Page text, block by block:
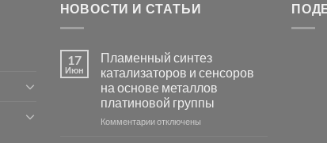
НОВОСТИ И СТАТЬИ
17
Июн
Пламенный синтез
катализаторов и сенсоров
на основе металлов
платиновой группы
Комментариикотключены